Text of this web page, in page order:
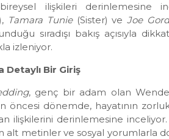
ilişkileri derinlemesine
Tamara Tunie(Sister) veJoe
sıradışı bakış açısıyla
izleniyor.
Detaylı Bir Giriş
, genç bir adam olan
öncesi dönemde, hayatının
ilişkilerini derinlemesine
alt metinler ve sosyal yorumlarla